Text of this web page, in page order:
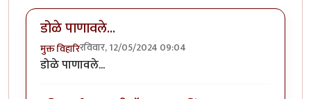
डोळे पाणावले...
मुक्त विहारिरविवार, 12/05/2024 09:04
डोळे पाणावले...